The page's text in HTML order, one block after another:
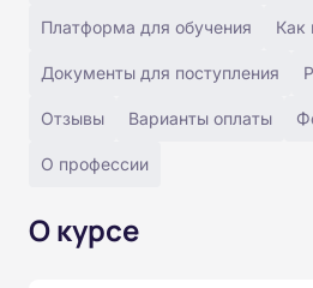
Платформа для обучения Как
Документы для поступления
Отзывы Варианты оплаты
О профессии
О курсе